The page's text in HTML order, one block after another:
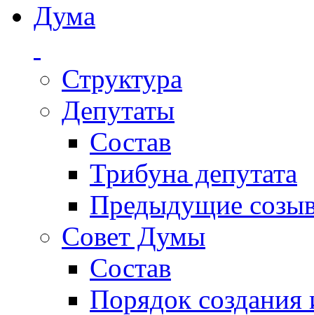
Дума
Структура
Депутаты
Состав
Трибуна депутата
Предыдущие
Совет Думы
Состав
Порядок создания